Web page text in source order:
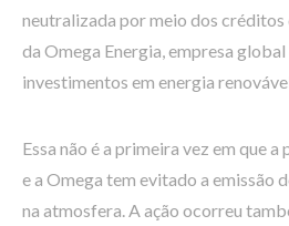
neutralizada por meio dos
da Omega Energia, empresa
investimentos em energia
Essa não é a primeira vez em que
e a Omega tem evitado a emissão
na atmosfera. A ação ocorreu